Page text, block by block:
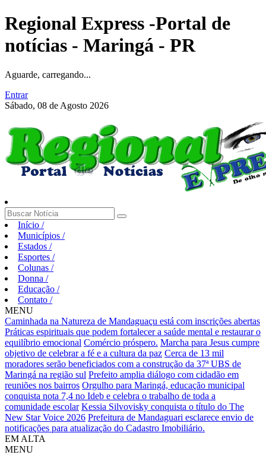
Regional Express -Portal de
notícias - Maringá - PR
Aguarde, carregando...
Entrar
Sábado, 08 de Agosto 2026
Início /
Municípios /
Estados /
Esportes /
Colunas /
Donna /
Educação /
Contato /
MENU
Caminhada na Natureza de Mandaguaçu está com inscrições abertas
Práticas espirituais que podem fortalecer a saúde mental e restaurar o
equilíbrio emocional Comércio próspero. Marcha para Jesus cumpre
objetivo de celebrar a fé e a cultura da paz Cerca de 13 mil
moradores serão beneficiados com a construção da 37ª UBS de
Maringá na região sul Prefeito amplia diálogo com cidadão em
reuniões nos bairros Orgulho para Maringá, educação municipal
conquista nota 7,4 no Ideb e celebra o trabalho de toda a
comunidade escolar Kessia Silvovisky conquista o título do The
New Star Voice 2026 Prefeitura de Mandaguari esclarece envio de
notificações para atualização do Cadastro Imobiliário.
EM ALTA
MENU